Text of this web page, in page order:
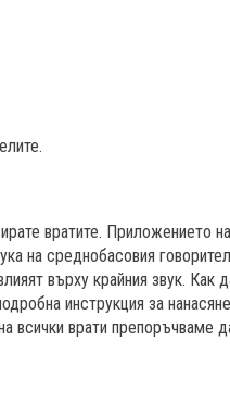
вратите. Приложението
на среднобасовия
върху крайния звук. Как
инструкция за
всички врати препоръчваме